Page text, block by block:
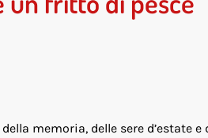
memoria, delle sere d’estate